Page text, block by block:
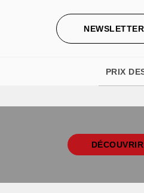
NEWSLETTER
PRIX